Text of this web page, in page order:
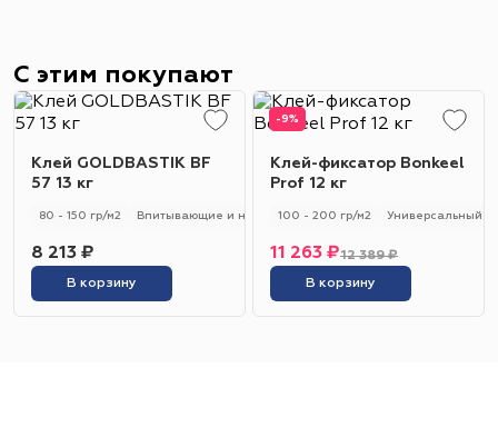
С этим покупают
Клей GOLDBASTIK BF
57 13 кг
80 - 150 гр/м2 Впитывающие и не впитывающие Универсальный
8 213 ₽
В корзину
-9%
Клей-фиксатор Bonkeel
Prof 12 кг
100 - 200 гр/м2 Универсальный
12 389 ₽
11 263 ₽
В корзину